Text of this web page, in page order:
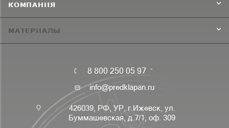
КОМПАНИЯ
МАТЕРИАЛЫ
8 800 250 05 97
info@predklapan.ru
426039, РФ, УР, г.Ижевск, ул.
Буммашевская, д.7/1, оф. 309